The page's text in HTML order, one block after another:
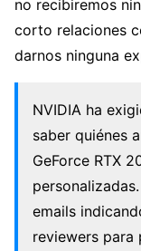
no recibiremos
corto relaciones
darnos ninguna
NVIDIA ha
saber quiénes
GeForce RTX
emails
reviewers para